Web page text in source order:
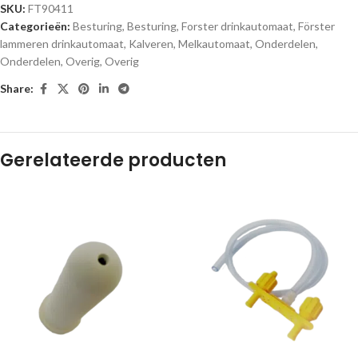
SKU: FT90411
Categorieën: Besturing, Besturing, Forster drinkautomaat, Förster
lammeren drinkautomaat, Kalveren, Melkautomaat, Onderdelen,
Onderdelen, Overig, Overig
Share:
Gerelateerde producten